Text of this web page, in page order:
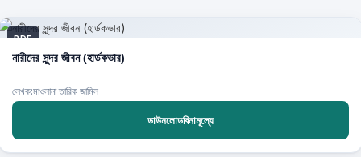
PDF
নারীদের সুন্দর জীবন (হার্ডকভার)
লেখক:মাওলানা তারিক জামিল
ডাউনলোডবিনামূল্যে